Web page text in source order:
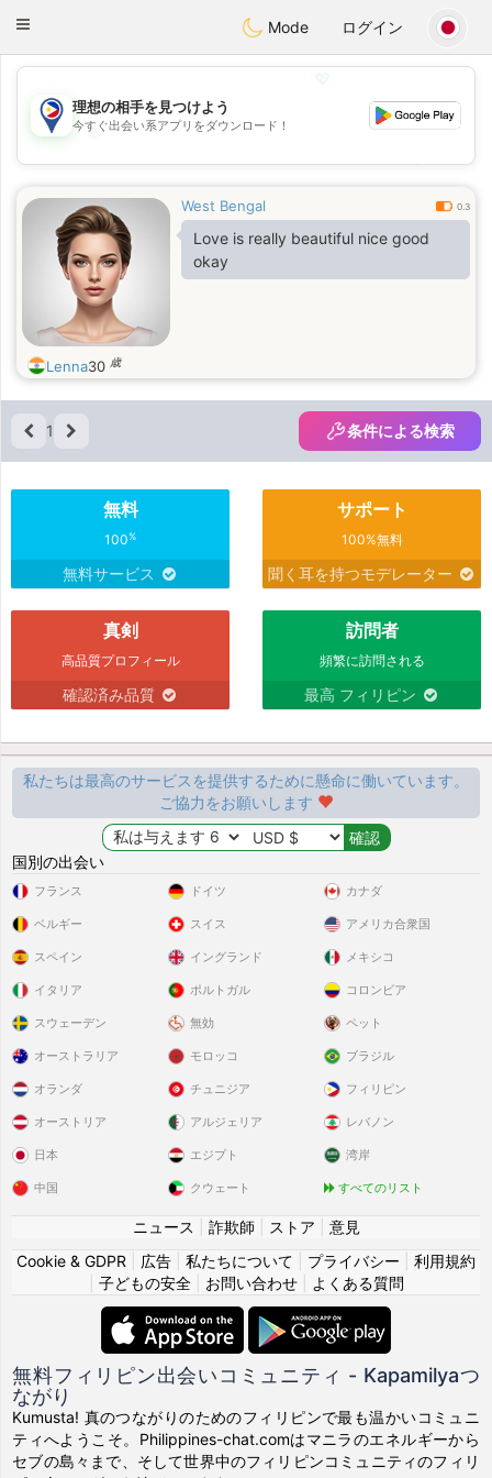
PhilippinesChat
Toggle
Mode ログイン
💖
💕
理想の相手を見つけよう
今すぐ出会い系アプリをダウンロード！
West Bengal 0.3
Love is really beautiful nice good
okay
Lenna30 歳
1 条件による検索
無料
100%
無料サービス
サポート
100%無料
聞く耳を持つモデレーター
真剣
高品質プロフィール
確認済み品質
訪問者
頻繁に訪問される
最高 フィリピン
私たちは最高のサービスを提供するために懸命に働いています。
ご協力をお願いします
国別の出会い
フランス
ベルギー
スペイン
イタリア
スウェーデン
ドイツ
スイス
イングランド
ポルトガル
無効
カナダ
アメリカ合衆国
メキシコ
コロンビア
ペット
オーストラリア
オランダ
オーストリア
日本
中国
モロッコ
チュニジア
アルジェリア
エジプト
クウェート
ブラジル
フィリピン
レバノン
湾岸
すべてのリスト
ニュース 詐欺師 ストア
意見
Cookie & GDPR
広告 私たちについて プライバシー
利用規約
子どもの安全| お問い合わせ| よくある質問
無料フィリピン出会いコミュニティ - Kapamilyaつ
ながり
Kumusta! 真のつながりのためのフィリピンで最も温かいコミュニ
ティへようこそ。Philippines-chat.comはマニラのエネルギーから
セブの島々まで、そして世界中のフィリピンコミュニティのフィリ